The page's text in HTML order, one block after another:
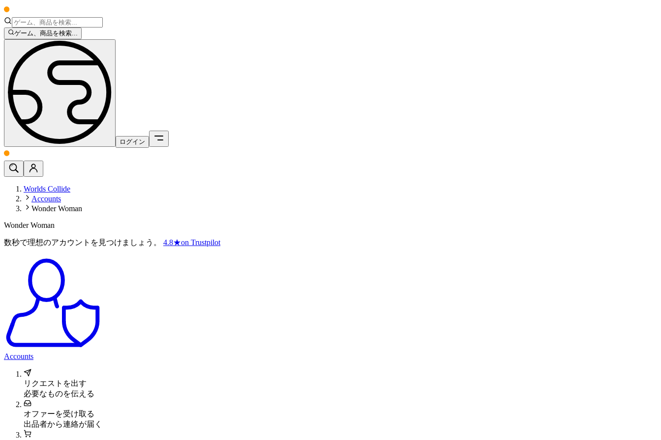
ゲーム、商品を検索...
ログイン
Worlds Collide
Accounts
Wonder Woman
Wonder Woman
数秒で理想のアカウントを見つけましょう。 4.8★on Trustpilot
Accounts
リクエストを出す
必要なものを伝える
オファーを受け取る
出品者から連絡が届く